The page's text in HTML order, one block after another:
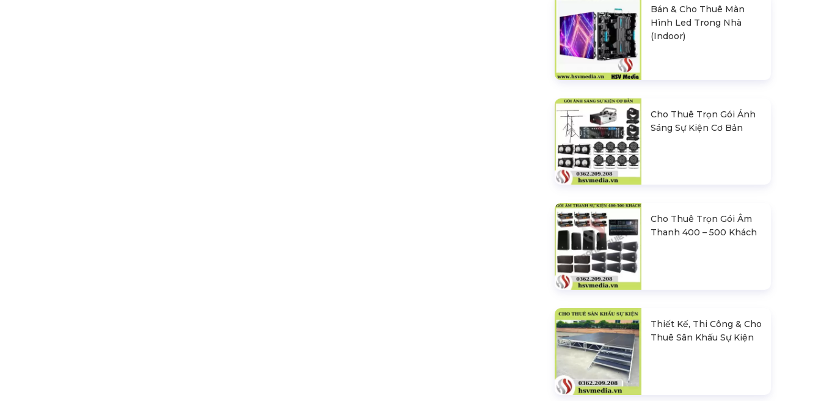
Bán & Cho Thuê Màn
Hình Led Trong Nhà
(Indoor)
Cho Thuê Trọn Gói Ánh
Sáng Sự Kiện Cơ Bản
Cho Thuê Trọn Gói Âm
Thanh 400 – 500 Khách
Thiết Kế, Thi Công & Cho
Thuê Sân Khấu Sự Kiện